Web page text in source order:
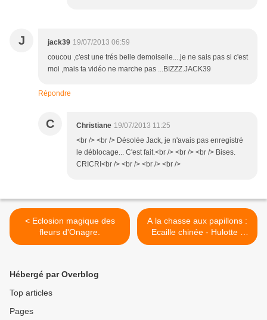
J jack39 19/07/2013 06:59
coucou ,c'est une trés belle demoiselle....je ne sais pas si c'est
moi ,mais ta vidéo ne marche pas ...BIZZZ.JACK39
Répondre
C Christiane 19/07/2013 11:25
<br /> <br /> Désolée Jack, je n'avais pas enregistré
le déblocage... C'est fait.<br /> <br /> <br /> Bises.
CRICRI<br /> <br /> <br /> <br />
< Eclosion magique des
fleurs d'Onagre.
A la chasse aux papillons :
Ecaille chinée - Hulotte -
Myrtil >
Hébergé par Overblog
Top articles
Pages